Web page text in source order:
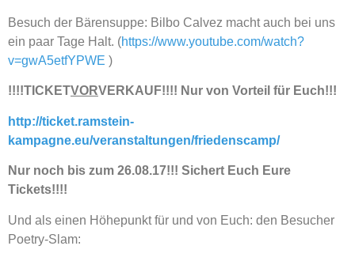
Besuch der Bärensuppe: Bilbo Calvez macht auch bei uns
ein paar Tage Halt. (https://www.youtube.com/watch?
v=gwA5etfYPWE )
!!!!TICKETVORVERKAUF!!!! Nur von Vorteil für Euch!!!
http://ticket.ramstein-
kampagne.eu/veranstaltungen/friedenscamp/
Nur noch bis zum 26.08.17!!! Sichert Euch Eure
Tickets!!!!
Und als einen Höhepunkt für und von Euch: den Besucher
Poetry-Slam: